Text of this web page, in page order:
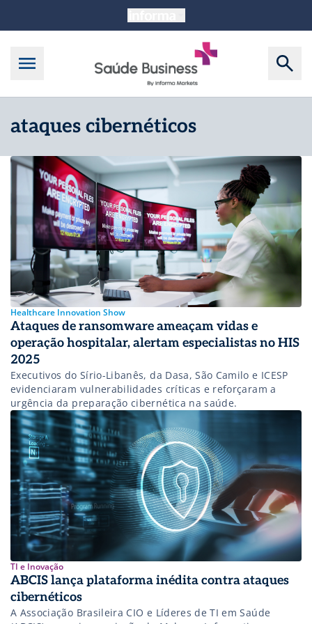
ataques cibernéticos
Healthcare Innovation Show
Ataques de ransomware ameaçam vidas e
operação hospitalar, alertam especialistas no HIS
2025
Executivos do Sírio-Libanês, da Dasa, São Camilo e ICESP
evidenciaram vulnerabilidades críticas e reforçaram a
urgência da preparação cibernética na saúde.
TI e Inovação
ABCIS lança plataforma inédita contra ataques
cibernéticos
A Associação Brasileira CIO e Líderes de TI em Saúde